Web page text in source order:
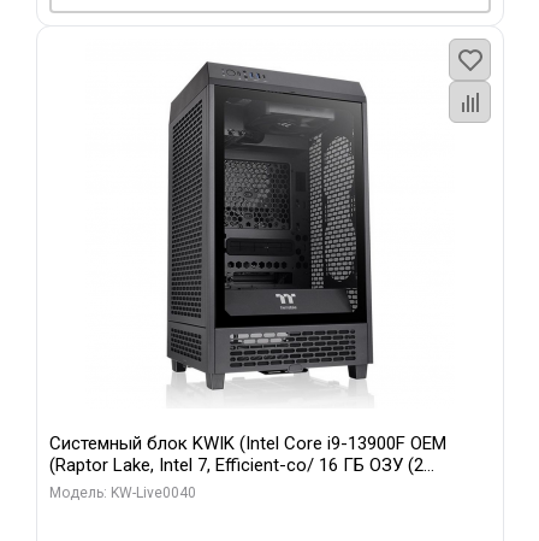
Системный блок KWIK (Intel Core i9-13900F OEM
(Raptor Lake, Intel 7, Efficient-co/ 16 ГБ ОЗУ (2
модуля)/ Gigabyte RTX5070 GAMING OC 12GB GDDR7
Модель: KW-Live0040